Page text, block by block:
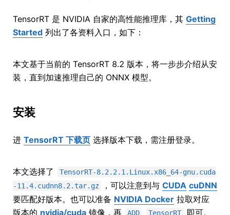
TensorRT 是 NVIDIA 自家的高性能推理库，其 Getting
Started 列出了各资料入口，如下：
本文基于当前的 TensorRT 8.2 版本，将一步步介绍从安
装，直到加速推理自己的 ONNX 模型。
安装
进 TensorRT 下载页 选择版本下载，需注册登录。
本文选择了
TensorRT-8.2.2.1.Linux.x86_64-gnu.cuda
-11.4.cudnn8.2.tar.gz
，可以注意到与 CUDA cuDNN
要匹配好版本。也可以准备 NVIDIA Docker 拉取对应
版本的 nvidia/cuda 镜像，再 ADD TensorRT 即可。